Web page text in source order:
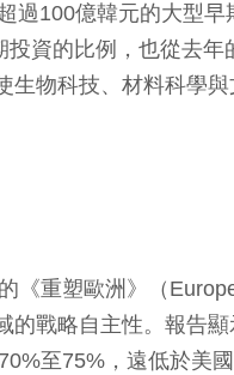
100億韓元的大型
資的比例，也從去
物科技、材料科學
重塑歐洲》（
戰略自主性。報告
至75%，遠低於美